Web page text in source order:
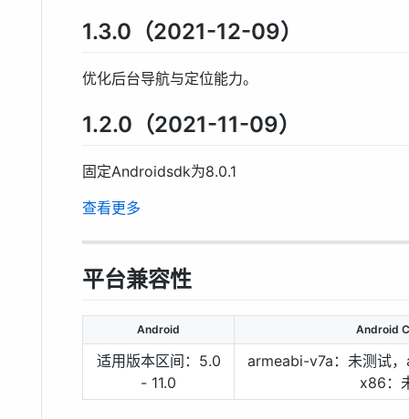
1.3.0（2021-12-09）
优化后台导航与定位能力。
1.2.0（2021-11-09）
固定Androidsdk为8.0.1
查看更多
平台兼容性
Android Android
适用版本区间：5.0
- 11.0
armeabi-v7a：未测试
x86：